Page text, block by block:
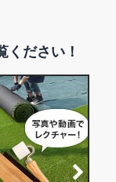
ださい！